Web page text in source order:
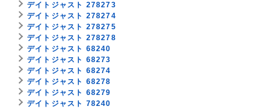
デイトジャスト 278273
デイトジャスト 278274
デイトジャスト 278275
デイトジャスト 278278
デイトジャスト 68240
デイトジャスト 68273
デイトジャスト 68274
デイトジャスト 68278
デイトジャスト 68279
デイトジャスト 78240